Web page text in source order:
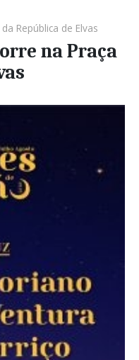
República de Elvas
na Praça